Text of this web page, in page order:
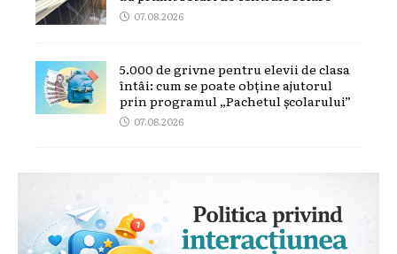
07.08.2026
5.000 de grivne pentru elevii de clasa
întâi: cum se poate obține ajutorul
prin programul „Pachetul școlarului”
07.08.2026